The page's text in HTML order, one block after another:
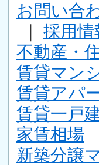
お問い合
｜ 採用情
不動産・
賃貸マン
賃貸アパ
賃貸一戸
家賃相場
新築分譲